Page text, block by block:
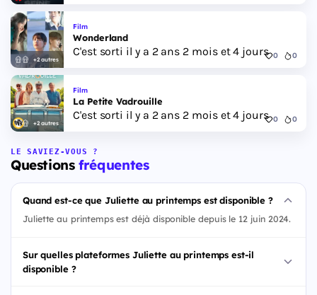
+2 autres
Film
Wonderland
C'est sorti il y a 2 ans 2 mois et 4 jours 0 0
+2 autres
Film
La Petite Vadrouille
C'est sorti il y a 2 ans 2 mois et 4 jours 0 0
LE SAVIEZ-VOUS ?
Questionsfréquentes
Quand est-ce que Juliette au printemps est disponible ?
Juliette au printemps est déjà disponible depuis le 12 juin 2024.
Sur quelles plateformes Juliette au printemps est-il
disponible ?